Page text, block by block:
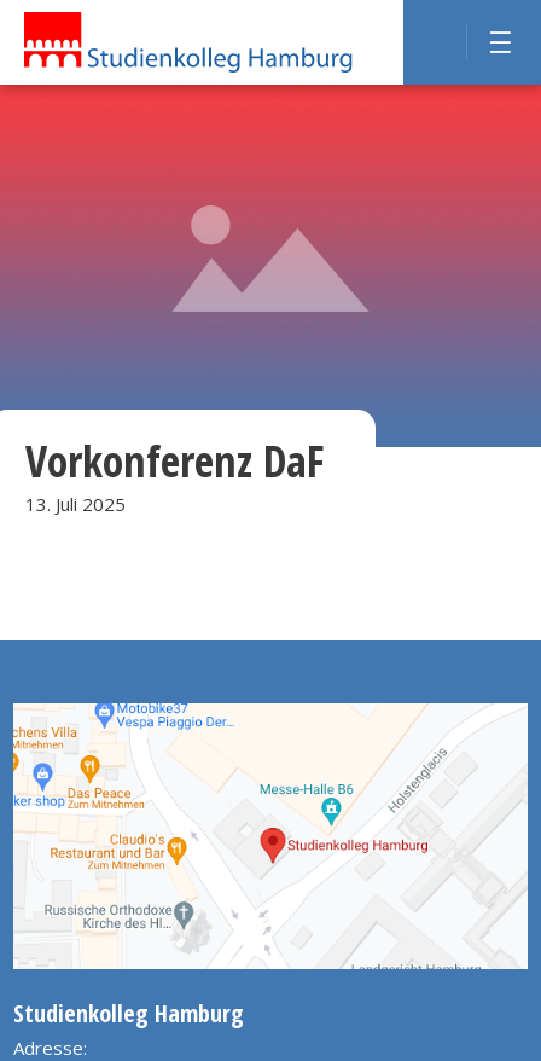
Vorkonferenz DaF
13. Juli 2025
Studienkolleg Hamburg
Adresse: